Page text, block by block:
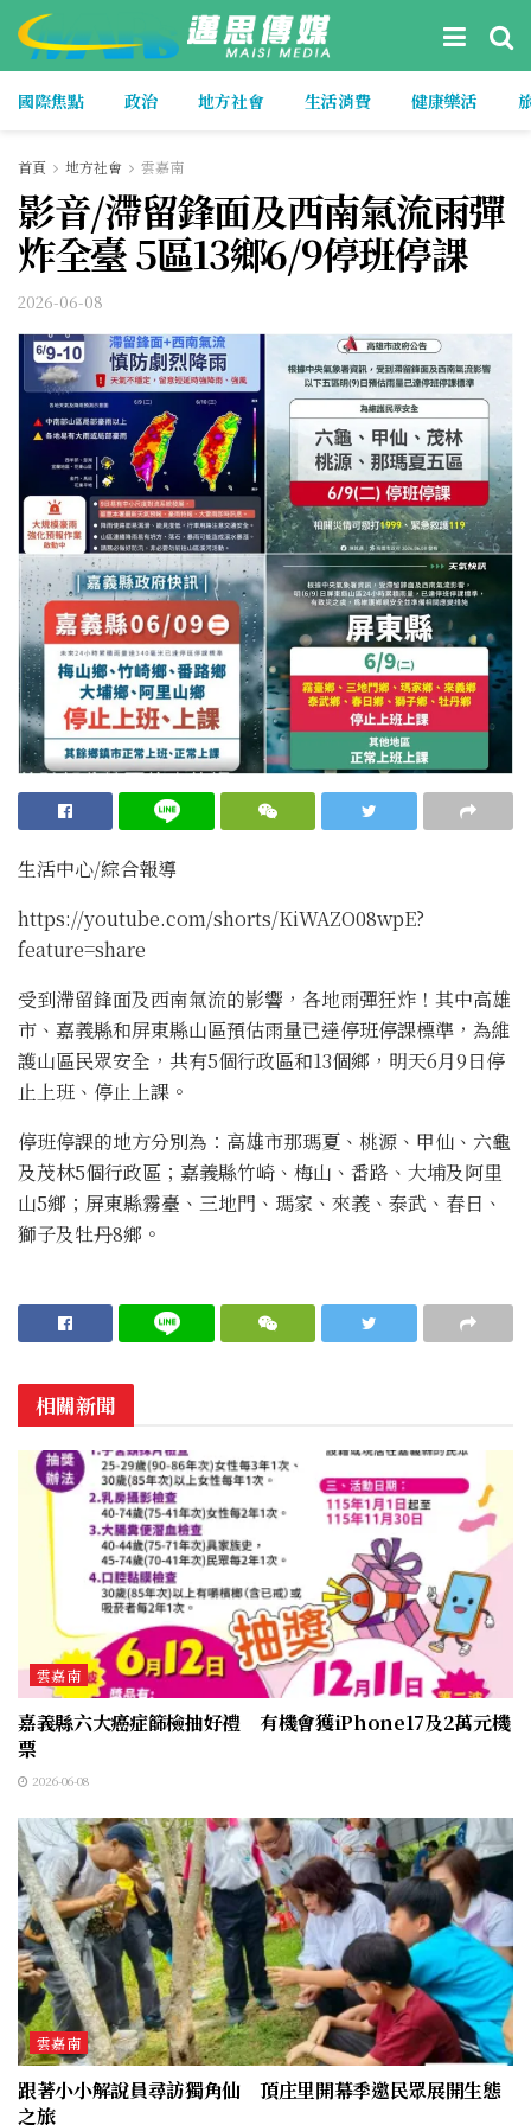
國際焦點 政治 地方社會 生活消費 健康樂活
首頁 地方社會 雲嘉南
影音/滯留鋒面及西南氣流雨彈
炸全臺 5區13鄉6/9停班停課
2026-06-08
生活中心/綜合報導
https://youtube.com/shorts/KiWAZO08wpE?
feature=share
受到滯留鋒面及西南氣流的影響，各地雨彈狂炸！其中高雄
市、嘉義縣和屏東縣山區預估雨量已達停班停課標準，為維
護山區民眾安全，共有5個行政區和13個鄉，明天6月9日停
止上班、停止上課。
停班停課的地方分別為：高雄市那瑪夏、桃源、甲仙、六龜
及茂林5個行政區；嘉義縣竹崎、梅山、番路、大埔及阿里
山5鄉；屏東縣霧臺、三地門、瑪家、來義、泰武、春日、
獅子及牡丹8鄉。
相關新聞
雲嘉南
嘉義縣六大癌症篩檢抽好禮 有機會獲iPhone17及2萬元機
票
2026-06-08
雲嘉南
跟著小小解說員尋訪獨角仙 頂庄里開幕季邀民眾展開生態
之旅